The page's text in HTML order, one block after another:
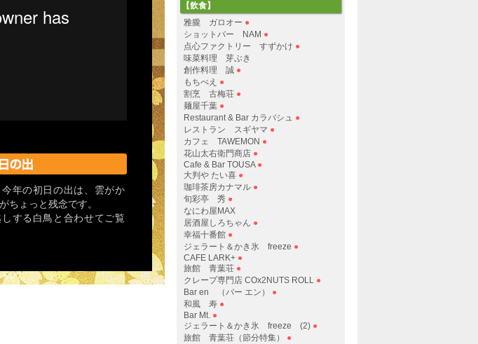
【飲食】
雅朧 ガロオー ●
ショットバー NAM ●
点心ファクトリー すずかけ ●
味菜料理 芽ぶき
創作料理 誠 ●
もちべえ ●
割烹 古梅荘 ●
麺屋千葉 ●
Restaurant & Bar カラバシュ ●
レストラン スギヤマ ●
カフェ TAWEMON ●
花山太右衛門商店 ●
Cafe & Bar TOUSA ●
大判や たい喜 ●
珈琲茶房カナマル ●
旬彩亭 秀 ●
なにわ屋MAX
居酒屋しろちゃん ●
幸福十番館 ●
ジェラート＆かき氷 freeze ●
CAFE LARK+ ●
旅館 青葉荘 ●
クレープ専門店 COx2NUTS ROLL ●
Bar en （バー エン）
●
和風 寿 ●
Bar Mt. ●
ジェラート＆かき氷 freeze (2) ●
旅館 青葉荘（節分特集）
●